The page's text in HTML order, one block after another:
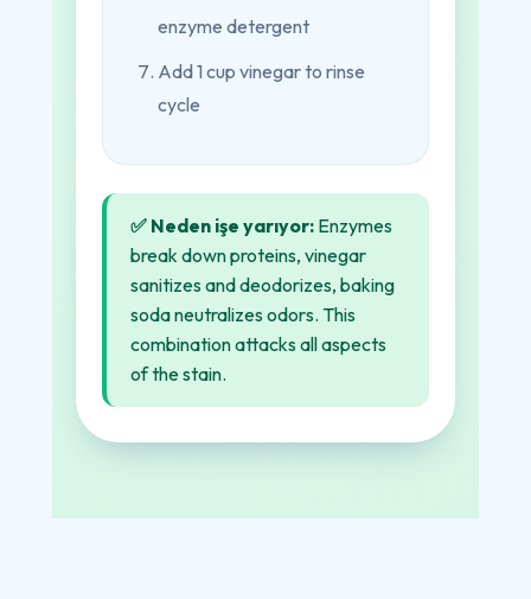
enzyme detergent
Add 1 cup vinegar to rinse
cycle
✅ Neden işe yarıyor: Enzymes
break down proteins, vinegar
sanitizes and deodorizes, baking
soda neutralizes odors. This
combination attacks all aspects
of the stain.